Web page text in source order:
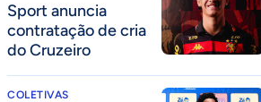
Sport anuncia
contratação de cria
do Cruzeiro
COLETIVAS